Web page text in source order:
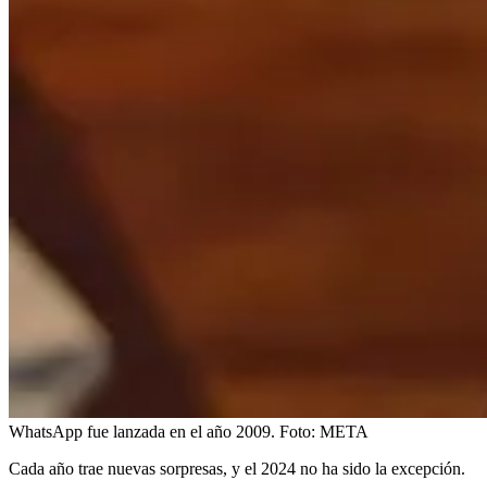
WhatsApp fue lanzada en el año 2009. Foto: META
Cada año trae nuevas sorpresas, y el 2024 no ha sido la excepción.